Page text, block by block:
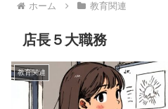
ホーム 教育関連
店長５大職務
教育関連